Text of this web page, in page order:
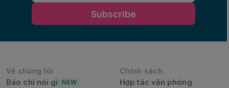
Subscribe
Về chúng tôi
Báo chí nói gì NEW
Chính sách
Hợp tác văn phòng